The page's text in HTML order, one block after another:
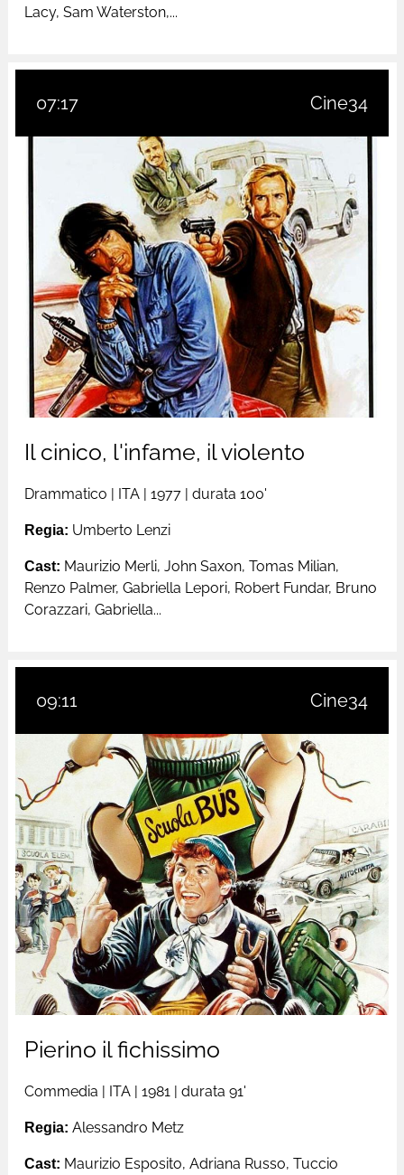
Lacy, Sam Waterston,...
07:17 Cine34
Il cinico, l'infame, il violento
Drammatico | ITA | 1977 | durata 100'
Regia: Umberto Lenzi
Cast: Maurizio Merli, John Saxon, Tomas Milian,
Renzo Palmer, Gabriella Lepori, Robert Fundar, Bruno
Corazzari, Gabriella...
09:11 Cine34
Pierino il fichissimo
Commedia | ITA | 1981 | durata 91'
Regia: Alessandro Metz
Cast: Maurizio Esposito, Adriana Russo, Tuccio